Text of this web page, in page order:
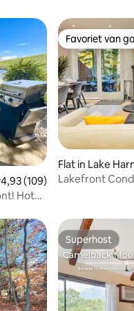
beoordeling van
4,93 (109)
Hot
Favoriet van
Favoriet van
Flat in Lake
Lakefront
Superhost
Superhost